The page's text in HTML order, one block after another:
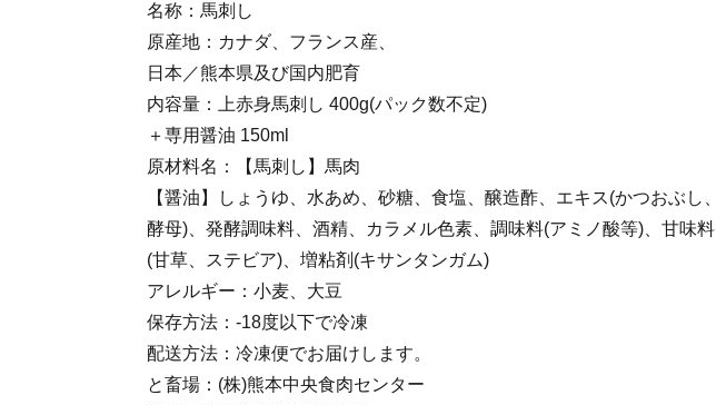
名称：馬刺し
原産地：カナダ、フランス産、
日本／熊本県及び国内肥育
内容量：上赤身馬刺し 400g(パック数不定)
＋専用醤油 150ml
原材料名：【馬刺し】馬肉
【醤油】しょうゆ、水あめ、砂糖、食塩、醸造酢、エキス(かつおぶし、
酵母)、発酵調味料、酒精、カラメル色素、調味料(アミノ酸等)、甘味料
(甘草、ステビア)、増粘剤(キサンタンガム)
アレルギー：小麦、大豆
保存方法：-18度以下で冷凍
配送方法：冷凍便でお届けします。
と畜場：(株)熊本中央食肉センター